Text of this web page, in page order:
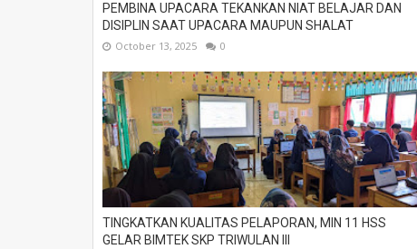
PEMBINA UPACARA TEKANKAN NIAT BELAJAR DAN
DISIPLIN SAAT UPACARA MAUPUN SHALAT
October 13, 2025 0
TINGKATKAN KUALITAS PELAPORAN, MIN 11 HSS
GELAR BIMTEK SKP TRIWULAN III